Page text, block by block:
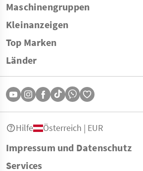
Maschinengruppen
Kleinanzeigen
Top Marken
Länder
Impressum und Datenschutz
Services
Hilfe Österreich | EUR